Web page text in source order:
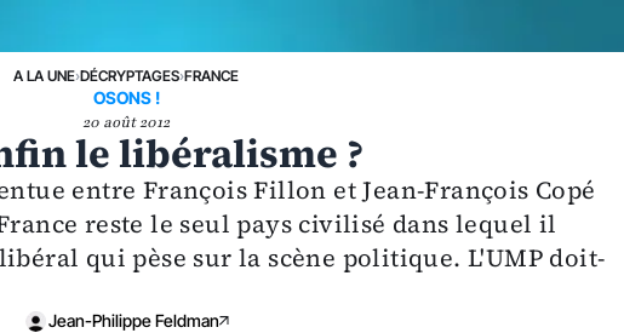
A LA UNE›DÉCRYPTAGES›FRANCE
OSONS !
20 août 2012
le libéralisme ?
entre François Fillon et Jean-François Copé
reste le seul pays civilisé dans lequel il
qui pèse sur la scène politique. L'UMP doit-
Jean-Philippe Feldman